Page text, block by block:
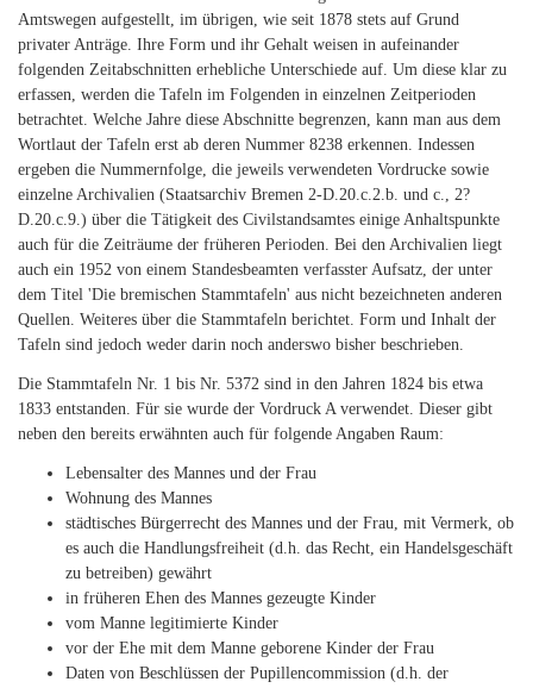
Amtswegen aufgestellt, im übrigen, wie seit 1878 stets auf Grund
privater Anträge. Ihre Form und ihr Gehalt weisen in aufeinander
folgenden Zeitabschnitten erhebliche Unterschiede auf. Um diese klar zu
erfassen, werden die Tafeln im Folgenden in einzelnen Zeitperioden
betrachtet. Welche Jahre diese Abschnitte begrenzen, kann man aus dem
Wortlaut der Tafeln erst ab deren Nummer 8238 erkennen. Indessen
ergeben die Nummernfolge, die jeweils verwendeten Vordrucke sowie
einzelne Archivalien (Staatsarchiv Bremen 2-D.20.c.2.b. und c., 2?
D.20.c.9.) über die Tätigkeit des Civilstandsamtes einige Anhaltspunkte
auch für die Zeiträume der früheren Perioden. Bei den Archivalien liegt
auch ein 1952 von einem Standesbeamten verfasster Aufsatz, der unter
dem Titel 'Die bremischen Stammtafeln' aus nicht bezeichneten anderen
Quellen. Weiteres über die Stammtafeln berichtet. Form und Inhalt der
Tafeln sind jedoch weder darin noch anderswo bisher beschrieben.
Die Stammtafeln Nr. 1 bis Nr. 5372 sind in den Jahren 1824 bis etwa
1833 entstanden. Für sie wurde der Vordruck A verwendet. Dieser gibt
neben den bereits erwähnten auch für folgende Angaben Raum:
Lebensalter des Mannes und der Frau
Wohnung des Mannes
städtisches Bürgerrecht des Mannes und der Frau, mit Vermerk, ob
es auch die Handlungsfreiheit (d.h. das Recht, ein Handelsgeschäft
zu betreiben) gewährt
in früheren Ehen des Mannes gezeugte Kinder
vom Manne legitimierte Kinder
vor der Ehe mit dem Manne geborene Kinder der Frau
Daten von Beschlüssen der Pupillencommission (d.h. der